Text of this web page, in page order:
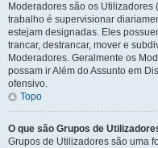
Moderadores são os
trabalho é supervisionar
estejam designadas. Eles
trancar, destrancar, mover e
Moderadores. Geralmente os
possam ir Além do Assunto em
ofensivo.
Topo
O que são Grupos de
Grupos de Utilizadores são uma